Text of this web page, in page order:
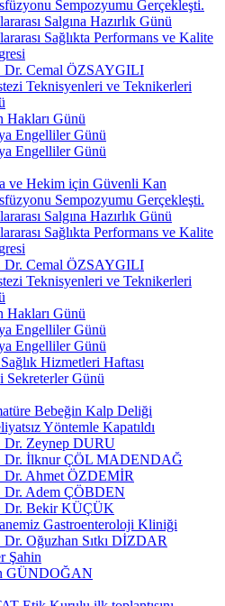
Sempozyumu Gerçekleşti.
Salgına Hazırlık Günü
Sağlıkta Performans ve Kalite
Dr. Cemal ÖZSAYGILI
Teknisyenleri ve Teknikerleri
Hakları Günü
Engelliler Günü
Engelliler Günü
ve Hekim için Güvenli Kan
Sempozyumu Gerçekleşti.
Salgına Hazırlık Günü
Sağlıkta Performans ve Kalite
Dr. Cemal ÖZSAYGILI
Teknisyenleri ve Teknikerleri
Hakları Günü
Engelliler Günü
Engelliler Günü
Hizmetleri Haftası
Sekreterler Günü
Bebeğin Kalp Deliği
Yöntemle Kapatıldı
Dr. Zeynep DURU
Dr. İlknur ÇÖL MADENDAĞ
Dr. Ahmet ÖZDEMİR
Dr. Adem ÇÖBDEN
Dr. Bekir KÜÇÜK
Gastroenteroloji Kliniği
Dr. Oğuzhan Sıtkı DİZDAR
Şahin
GÜNDOĞAN